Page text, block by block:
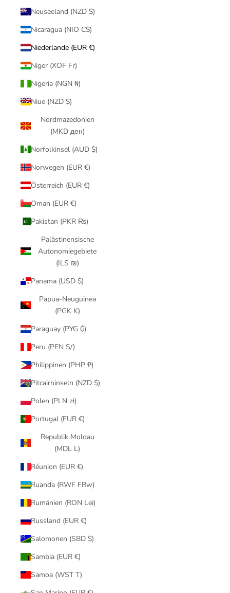
Neuseeland (NZD $)
Nicaragua (NIO C$)
Niederlande (EUR €)
Niger (XOF Fr)
Nigeria (NGN ₦)
Niue (NZD $)
Nordmazedonien
(MKD ден)
Norfolkinsel (AUD $)
Norwegen (EUR €)
Österreich (EUR €)
Oman (EUR €)
Pakistan (PKR ₨)
Palästinensische
Autonomiegebiete
(ILS ₪)
Panama (USD $)
Papua-Neuguinea
(PGK K)
Paraguay (PYG ₲)
Peru (PEN S/)
Philippinen (PHP ₱)
Pitcairninseln (NZD $)
Polen (PLN zł)
Portugal (EUR €)
Republik Moldau
(MDL L)
Réunion (EUR €)
Ruanda (RWF FRw)
Rumänien (RON Lei)
Russland (EUR €)
Salomonen (SBD $)
Sambia (EUR €)
Samoa (WST T)